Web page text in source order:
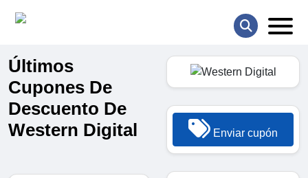
Últimos
Cupones De
Descuento De
Western Digital
Enviar cupón